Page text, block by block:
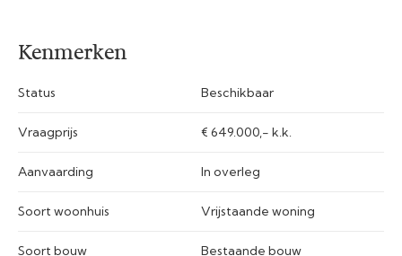
Kenmerken
Status Beschikbaar
Vraagprijs € 649.000,- k.k.
Aanvaarding In overleg
Soort woonhuis Vrijstaande woning
Soort bouw Bestaande bouw